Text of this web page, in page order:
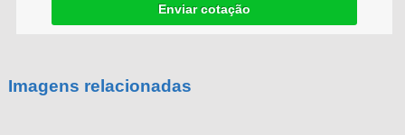
Enviar cotação
Imagens relacionadas